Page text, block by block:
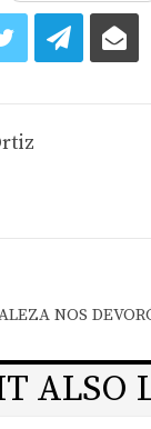
NOS
ALSO